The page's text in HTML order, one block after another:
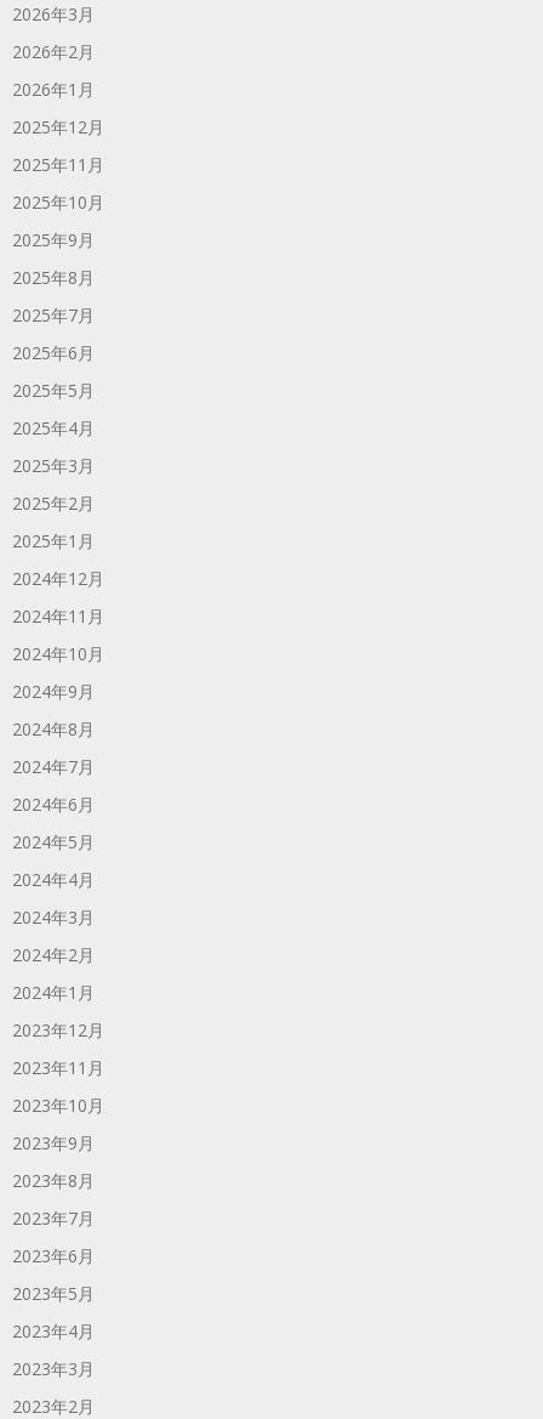
2026年3月
2026年2月
2026年1月
2025年12月
2025年11月
2025年10月
2025年9月
2025年8月
2025年7月
2025年6月
2025年5月
2025年4月
2025年3月
2025年2月
2025年1月
2024年12月
2024年11月
2024年10月
2024年9月
2024年8月
2024年7月
2024年6月
2024年5月
2024年4月
2024年3月
2024年2月
2024年1月
2023年12月
2023年11月
2023年10月
2023年9月
2023年8月
2023年7月
2023年6月
2023年5月
2023年4月
2023年3月
2023年2月